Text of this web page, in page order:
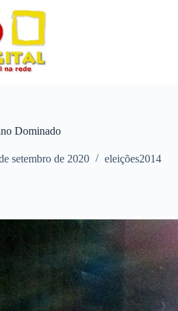
Dominado
setembro de 2020 eleições2014